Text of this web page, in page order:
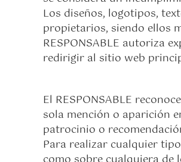
Los diseños, logotipos,
propietarios, siendo ellos
RESPONSABLE autoriza
redirigir al sitio web
El RESPONSABLE
sola mención o aparición
patrocinio o
Para realizar cualquier